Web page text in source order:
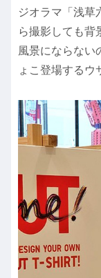
ジオラマ「浅草
ら撮影しても背
風景にならない
ょこ登場するウ